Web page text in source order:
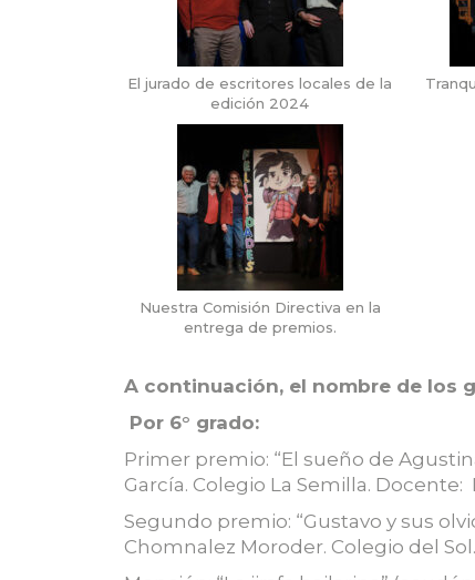
El jurado de escritores locales de la
edición 2024
Nuestra Comisión Directiva en la
entrega de premios.
A continuación, el nombre de los
Por 6° grado:
Primer premio: “El sueño de
García. Colegio La Semilla. Docente:
Segundo premio: “Gustavo y sus
Chomnalez Moroder. Colegio del